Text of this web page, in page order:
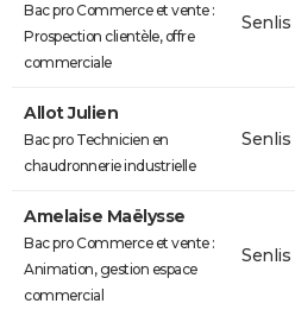
Bac pro Commerce et vente :
Prospection clientèle, offre
commerciale
Senlis
Allot Julien
Bac pro Technicien en
chaudronnerie industrielle
Senlis
Amelaise Maëlysse
Bac pro Commerce et vente :
Animation, gestion espace
commercial
Senlis